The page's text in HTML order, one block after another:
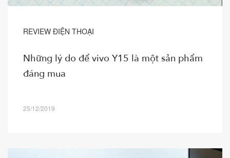
REVIEW ĐIỆN THOẠI
Những lý do để vivo Y15 là một sản phẩm
đáng mua
25/12/2019